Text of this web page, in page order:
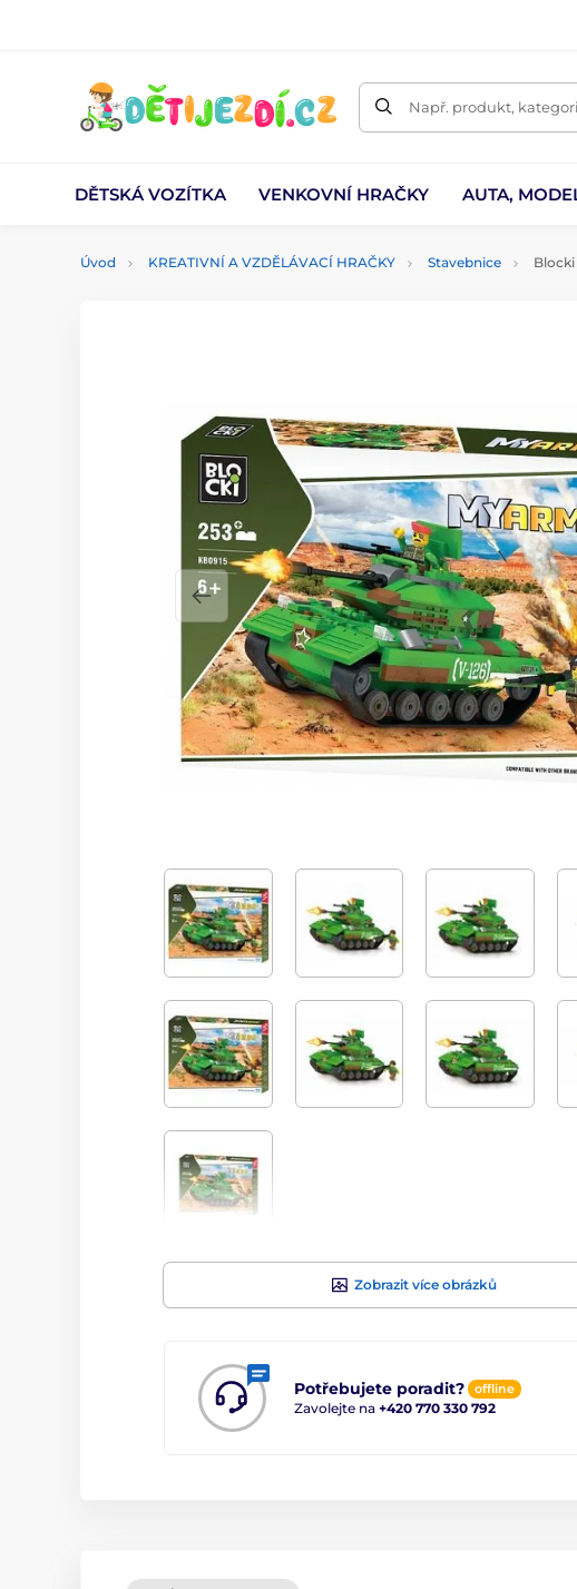
Např. produkt,
DĚTSKÁ VOZÍTKA VENKOVNÍ HRAČKY AUTA,
Úvod KREATIVNÍ A VZDĚLÁVACÍ HRAČKY Stavebnice
Zobrazit více obrázků
Potřebujete poradit? offline
Zavolejte na +420 770 330 792